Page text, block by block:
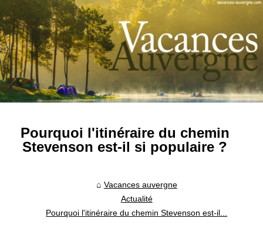
Pourquoi l'itinéraire du chemin
Stevenson est-il si populaire ?
Vacances auvergne
Actualité
Pourquoi l'itinéraire du chemin Stevenson est-il...